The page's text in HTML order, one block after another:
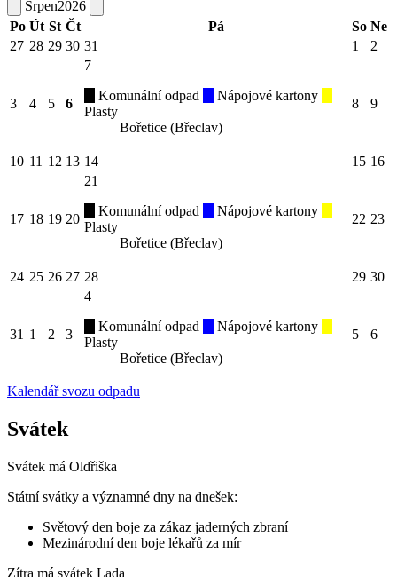
Srpen2026
Po Út St Čt Pá So Ne
27 28 29 30 31 1 2
3 4 5 6
7
Komunální odpad
Nápojové kartony
Plasty
Bořetice (Břeclav)
8 9
10 11 12 13 14 15 16
17 18 19 20
21
Komunální odpad
Nápojové kartony
Plasty
Bořetice (Břeclav)
22 23
24 25 26 27 28 29 30
31 1 2 3
4
Komunální odpad
Nápojové kartony
Plasty
Bořetice (Břeclav)
5 6
Kalendář svozu odpadu
Svátek
Svátek má Oldřiška
Státní svátky a významné dny na dnešek:
Světový den boje za zákaz jaderných zbraní
Mezinárodní den boje lékařů za mír
Zítra má svátek Lada